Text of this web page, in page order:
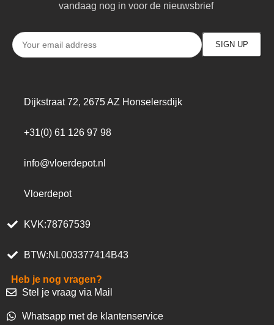
vandaag nog in voor de nieuwsbrief
Dijkstraat 72, 2675 AZ Honselersdijk
+31(0) 61 126 97 98
info@vloerdepot.nl
Vloerdepot
KVK:78767539
BTW:NL003377414B43
Heb je nog vragen?
Stel je vraag via Mail
Whatsapp met de klantenservice